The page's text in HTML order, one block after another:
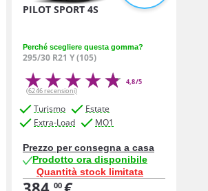
PILOT SPORT 4S
Perché scegliere questa gomma?
295/30 R21 Y (105)
4,8/5
(6246 recensioni)
Turismo
Estate
Extra-Load
MO1
Prezzo per consegna a casa
Prodotto ora disponibile
Quantità stock limitata
00